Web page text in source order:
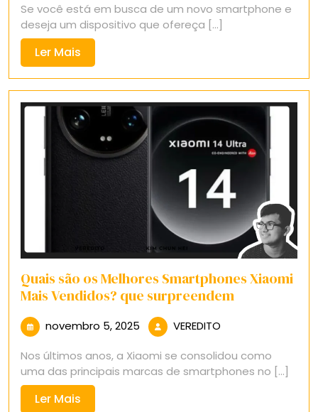
2025
Se você está em busca de um novo smartphone e
deseja um dispositivo que ofereça [...]
Ler Mais
Mais
Quais são os Melhores Smartphones Xiaomi
Mais Vendidos? que surpreendem
novembro 5, 2025 novembro
2025
VEREDITO
Nos últimos anos, a Xiaomi se consolidou como
uma das principais marcas de smartphones no [...]
Ler Mais